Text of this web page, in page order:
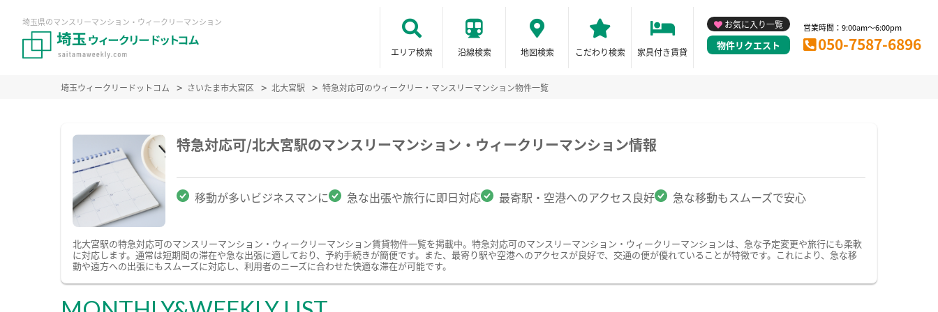
埼玉県のマンスリーマンション・ウィークリーマンション
エリア検索 沿線検索 地図検索 こだわり検索 家具付き賃貸
お気に入り一覧
物件リクエスト
営業時間：9:00am～6:00pm
050-7587-6896
埼玉ウィークリードットコム さいたま市大宮区 北大宮駅 特急対応可のウィークリー・マンスリーマンション物件一覧
特急対応可/北大宮駅のマンスリーマンション・ウィークリーマンション情報
移動が多いビジネスマンに 急な出張や旅行に即日対応 最寄駅・空港へのアクセス良好 急な移動もスムーズで安心
北大宮駅の特急対応可のマンスリーマンション・ウィークリーマンション賃貸物件一覧を掲載中。特急対応可のマンスリーマンション・ウィークリーマンションは、急な予定変更や旅行にも柔軟
に対応します。通常は短期間の滞在や急な出張に適しており、予約手続きが簡便です。また、最寄り駅や空港へのアクセスが良好で、交通の便が優れていることが特徴です。これにより、急な移
動や遠方への出張にもスムーズに対応し、利用者のニーズに合わせた快適な滞在が可能です。